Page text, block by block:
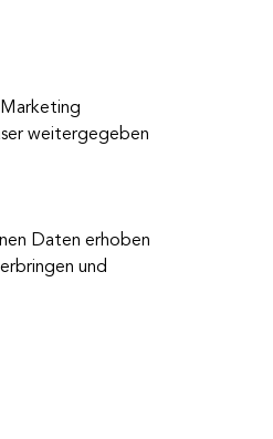
weitergegeben
Daten erhoben
und